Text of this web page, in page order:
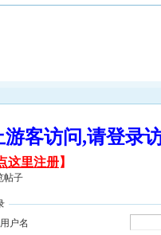
游客访问,请登
这里注册】
帖子
用户名